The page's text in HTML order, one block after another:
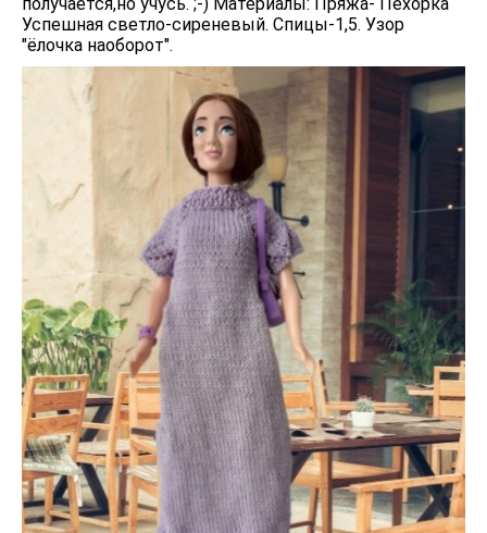
получается,но учусь. ;-) Материалы: Пряжа- Пехорка
Успешная светло-сиреневый. Спицы-1,5. Узор
"ёлочка наоборот".